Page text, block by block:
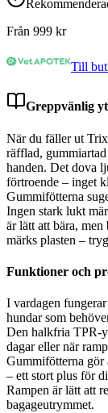
Från 999 kr
Till
Greppvänlig
När du fäller ut
räfflad,
handen. Det dova
förtroende – inget
Gummifötterna
Ingen stark lukt
är lätt att bära,
märks plasten –
Funktioner och
I vardagen
hundar som
Den halkfria TPR-
dagar eller när
Gummifötterna gör
– ett stort plus för
Rampen är lätt att
bagageutrymmet.